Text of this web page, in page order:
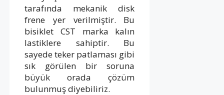
tarafında mekanik disk
frene yer verilmiştir. Bu
bisiklet CST marka kalın
lastiklere sahiptir. Bu
sayede teker patlaması gibi
sık görülen bir soruna
büyük orada çözüm
bulunmuş diyebiliriz.